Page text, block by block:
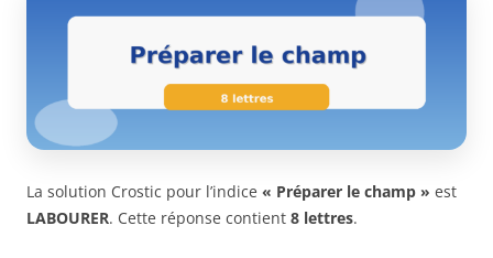
La solution Crostic pour l’indice « Préparer le champ » est
LABOURER. Cette réponse contient 8 lettres.